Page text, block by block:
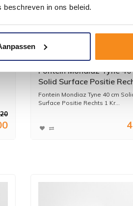
in ons beleid.
Fontein Mondiaz Tyne 40
Solid Surface Positie
Kraangat Urban
Fontein Mondiaz Tyne 40 cm
Surface Positie Rechts 1 Kr...